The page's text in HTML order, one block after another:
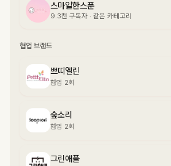
스마일한스푼
9.3천 구독자 · 같은 카테고리
협업 브랜드
쁘띠엘린
협업 2회
숲소리
협업 2회
그린애플